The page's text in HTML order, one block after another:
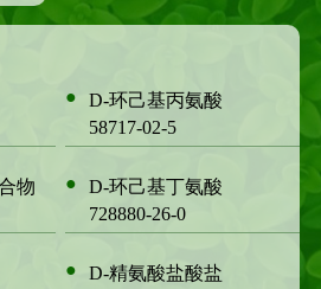
●
D-环己基丙氨酸
58717-02-5
物
●
D-环己基丁氨酸
728880-26-0
●
D-精氨酸盐酸盐